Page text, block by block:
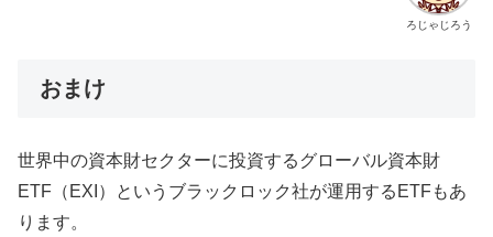
ろじゃじろう
おまけ
世界中の資本財セクターに投資するグローバル資本財
ETF（EXI）というブラックロック社が運用するETFもあ
ります。